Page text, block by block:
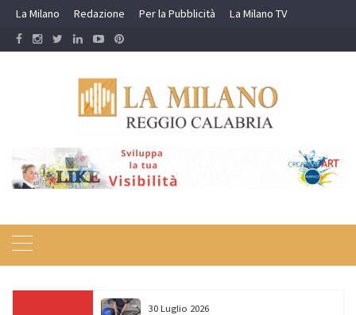
Skip
content
La Milano Redazione Per la Pubblicità La Milano TV
30 Luglio 2026